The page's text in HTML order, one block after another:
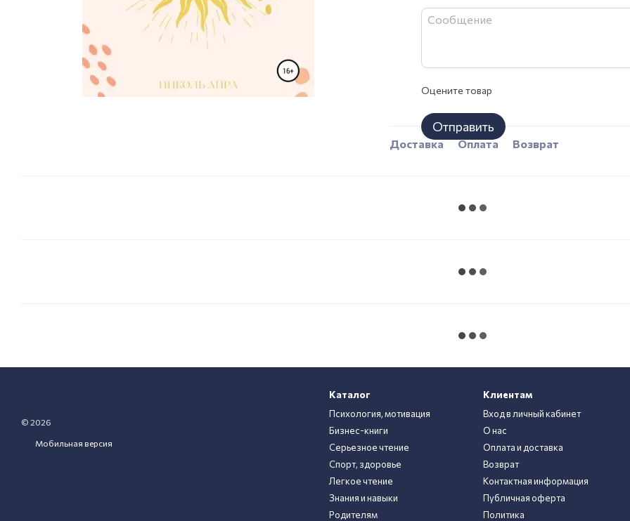
Оцените товар
Отправить
Доставка Оплата Возврат
© 2026
Мобильная версия
Каталог
Психология, мотивация
Бизнес-книги
Серьезное чтение
Спорт, здоровье
Легкое чтение
Знания и навыки
Родителям
Клиентам
Вход в личный кабинет
О нас
Оплата и доставка
Возврат
Контактная информация
Публичная оферта
Политика